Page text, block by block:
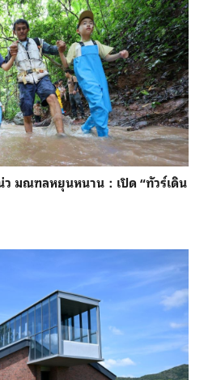
มณฑลหยุนหนาน：เปิด “ทัวร์เดิน